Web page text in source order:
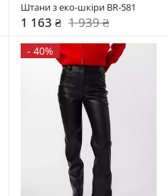
Штани з еко-шкіри BR-581
1 163 ₴ 1 939 ₴
- 40%